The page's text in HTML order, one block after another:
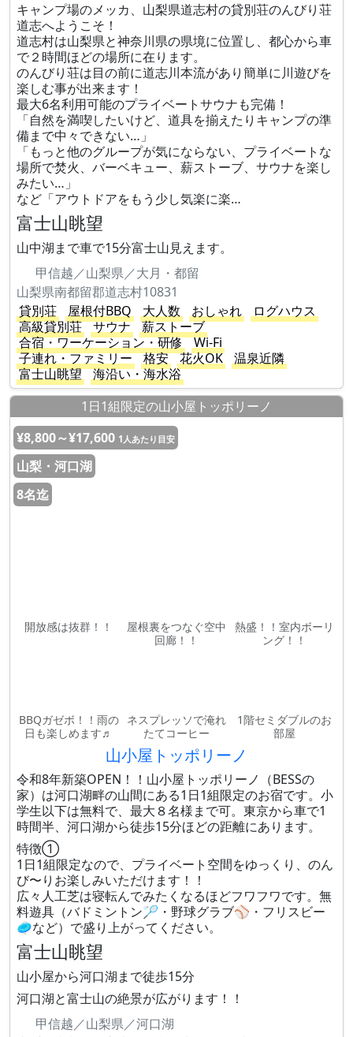
キャンプ場のメッカ、山梨県道志村の貸別荘のんびり荘
道志へようこそ！
道志村は山梨県と神奈川県の県境に位置し、都心から車
で２時間ほどの場所に在ります。
のんびり荘は目の前に道志川本流があり簡単に川遊びを
楽しむ事が出来ます！
最大6名利用可能のプライベートサウナも完備！
「自然を満喫したいけど、道具を揃えたりキャンプの準
備まで中々できない…」
「もっと他のグループが気にならない、プライベートな
場所で焚火、バーベキュー、薪ストーブ、サウナを楽し
みたい…」
など「アウトドアをもう少し気楽に楽…
富士山眺望
山中湖まで車で15分富士山見えます。
甲信越／山梨県／大月・都留
山梨県南都留郡道志村10831
貸別荘
屋根付BBQ 大人数 おしゃれ
ログハウス
高級貸別荘
サウナ
薪ストーブ
合宿・ワーケーション・研修
Wi-Fi
子連れ・ファミリー
格安 花火OK
温泉近隣
富士山眺望
海沿い・海水浴
1日1組限定の山小屋トッポリーノ
¥8,800～¥17,600 1人あたり目安
山梨・河口湖
8名迄
開放感は抜群！！
屋根裏をつなぐ空中
回廊！！
熱盛！！室内ボーリ
ング！！
BBQガゼボ！！雨の
日も楽しめます♬
ネスプレッソで淹れ
たてコーヒー
1階セミダブルのお
部屋
山小屋トッポリーノ
令和8年新築OPEN！！山小屋トッポリーノ（BESSの
家）は河口湖畔の山間にある1日1組限定のお宿です。小
学生以下は無料で、最大８名様まで可。東京から車で1
時間半、河口湖から徒歩15分ほどの距離にあります。
特徴①
1日1組限定なので、プライベート空間をゆっくり、のん
び〜りお楽しみいただけます！！
広々人工芝は寝転んでみたくなるほどフワフワです。無
料遊具（バドミントン🏸・野球グラブ⚾️・フリスビー
🥏など）で盛り上がってください。
富士山眺望
山小屋から河口湖まで徒歩15分
河口湖と富士山の絶景が広がります！！
甲信越／山梨県／河口湖